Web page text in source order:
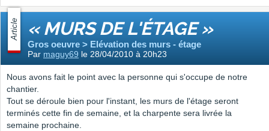
Article « MURS DE L'ÉTAGE »
Gros oeuvre > Elévation des murs - étage
Par maguy69 le 28/04/2010 à 20h23
Nous avons fait le point avec la personne qui s'occupe de notre
chantier.
Tout se déroule bien pour l'instant, les murs de l'étage seront
terminés cette fin de semaine, et la charpente sera livrée la
semaine prochaine.